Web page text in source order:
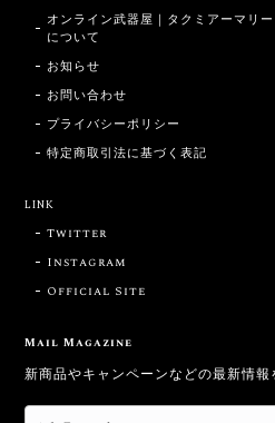
オンライン武器屋｜タクミアーマ
について
お知らせ
お問い合わせ
プライバシーポリシー
特定商取引法に基づく表記
LINK
Twitter
Instagram
Official Site
Mail Magazine
新商品やキャンペーンなどの最新情報